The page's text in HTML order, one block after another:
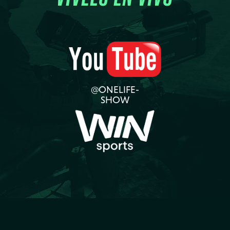
@ONELIFE-
SHOW